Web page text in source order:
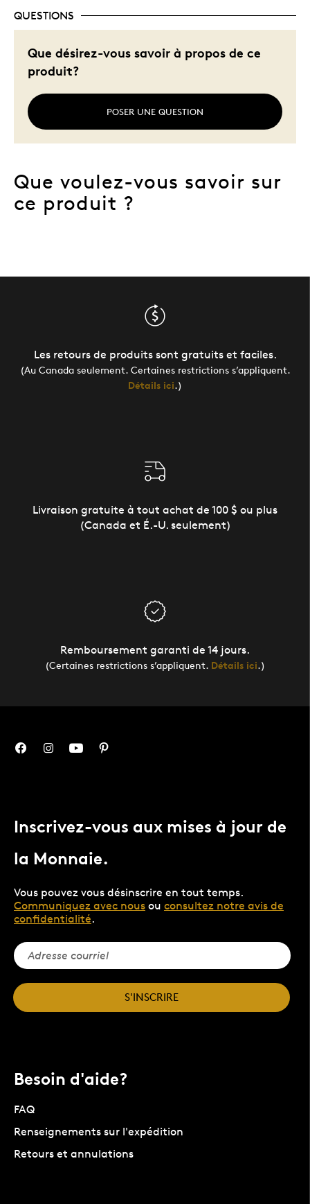
Cadeau de Noël
Cadeau pour enfant
QUESTIONS
Que désirez-vous savoir à propos de ce
produit?
POSER UNE QUESTION
Que voulez-vous savoir sur
ce produit ?
Les retours de produits sont gratuits et faciles.
(Au Canada seulement. Certaines restrictions s’appliquent.
Détails ici.)
Livraison gratuite à tout achat de 100 $ ou plus
(Canada et É.-U. seulement)
Remboursement garanti de 14 jours.
(Certaines restrictions s’appliquent. Détails ici.)
Inscrivez-vous aux mises à jour de
la Monnaie.
Vous pouvez vous désinscrire en tout temps.
Communiquez avec nous ou consultez notre avis de
confidentialité.
S'INSCRIRE
Besoin d'aide?
FAQ
Renseignements sur l'expédition
Retours et annulations